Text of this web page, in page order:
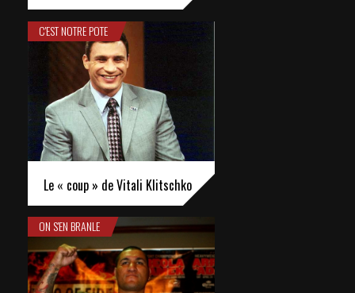
C'EST NOTRE POTE
Le « coup » de Vitali Klitschko
ON S'EN BRANLE